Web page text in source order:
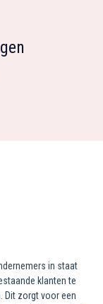
in staat
klanten te
Dit zorgt voor een